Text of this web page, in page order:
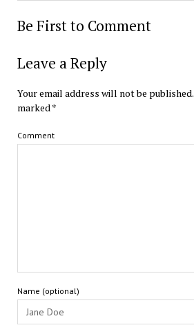
Be First to Comment
Leave a Reply
Your email address will not be published.
marked*
Comment
Name (optional)